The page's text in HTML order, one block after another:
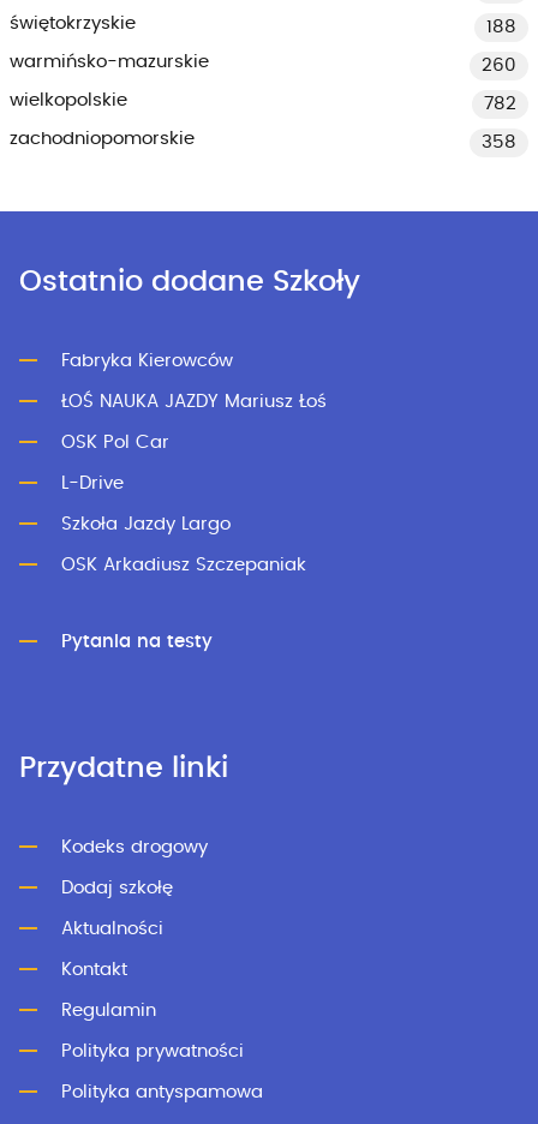
świętokrzyskie
188
warmińsko-mazurskie
260
wielkopolskie
782
zachodniopomorskie
358
Ostatnio dodane Szkoły
Fabryka Kierowców
ŁOŚ NAUKA JAZDY Mariusz Łoś
OSK Pol Car
L-Drive
Szkoła Jazdy Largo
OSK Arkadiusz Szczepaniak
Pytania na testy
Przydatne linki
Kodeks drogowy
Dodaj szkołę
Aktualności
Kontakt
Regulamin
Polityka prywatności
Polityka antyspamowa